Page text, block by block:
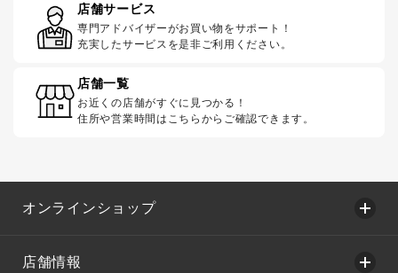
店舗サービス
専門アドバイザーがお買い物をサポート！
充実したサービスを是非ご利用ください。
店舗一覧
お近くの店舗がすぐに見つかる！
住所や営業時間はこちらからご確認できます。
オンラインショップ
店舗情報